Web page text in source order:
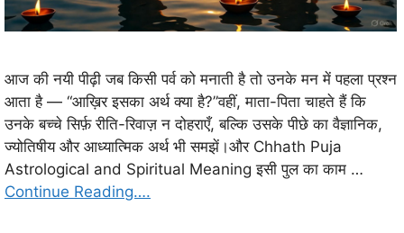
आज की नयी पीढ़ी जब किसी पर्व को मनाती है तो उनके मन में पहला प्रश्न
आता है — “आख़िर इसका अर्थ क्या है?”वहीं, माता-पिता चाहते हैं कि
उनके बच्चे सिर्फ़ रीति-रिवाज़ न दोहराएँ, बल्कि उसके पीछे का वैज्ञानिक,
ज्योतिषीय और आध्यात्मिक अर्थ भी समझें।और Chhath Puja
Astrological and Spiritual Meaning इसी पुल का काम …
Continue Reading….